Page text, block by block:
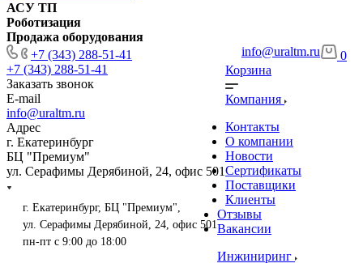
АСУ ТП
Роботизация
Продажа оборудования
+7 (343) 288-51-41
+7 (343) 288-51-41
Заказать звонок
E-mail
info@uraltm.ru
Адрес
г. Екатеринбург
БЦ "Премиум"
ул. Серафимы Дерябиной, 24, офис 501
info@uraltm.ru
г. Екатеринбург, БЦ "Премиум",
ул. Серафимы Дерябиной, 24, офис 501
пн-пт с 9:00 до 18:00
0
Корзина
Компания
Контакты
О компании
Новости
Сертификаты
Поставщики
Клиенты
Отзывы
Вакансии
Инжиниринг